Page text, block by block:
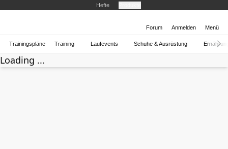
Hefte
Forum Anmelden Menü
Trainingspläne Training Laufevents Schuhe & Ausrüstung
Loading ...